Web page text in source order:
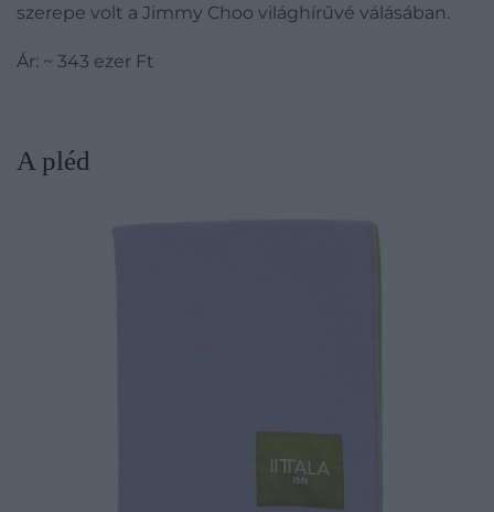
szerepe volt a Jimmy Choo világhírűvé válásában.
Ár: ~ 343 ezer Ft
​A pléd